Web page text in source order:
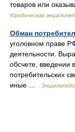
товаров или
Юридическая
Обман
уголовном праве
деятельности.
обсчете, введении
потребительских
иные …